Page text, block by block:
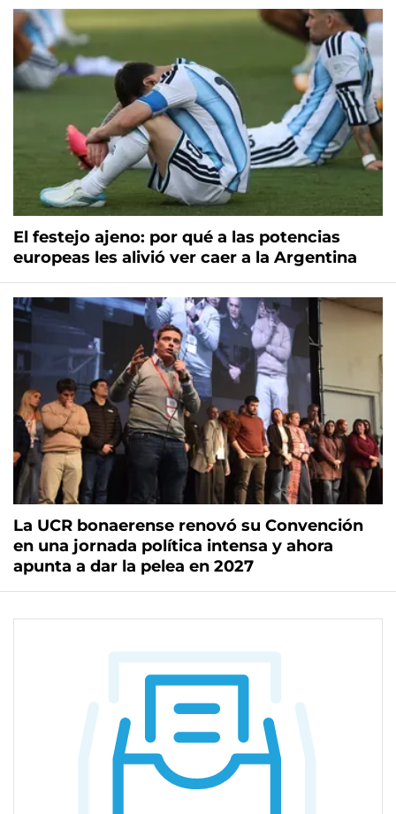
El festejo ajeno: por qué a las potencias
europeas les alivió ver caer a la Argentina
La UCR bonaerense renovó su Convención
en una jornada política intensa y ahora
apunta a dar la pelea en 2027